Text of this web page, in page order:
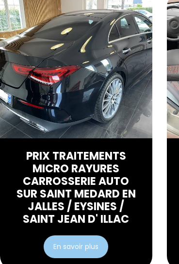
PRIX TRAITEMENTS
MICRO RAYURES
CARROSSERIE AUTO
SUR SAINT MEDARD EN
JALLES / EYSINES /
SAINT JEAN D' ILLAC
En savoir plus